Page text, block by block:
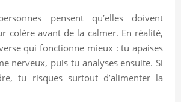
pensent qu’elles doivent
colère avant de la calmer. En réalité,
qui fonctionne mieux : tu apaises
nerveux, puis tu analyses ensuite. Si
tu risques surtout d’alimenter la